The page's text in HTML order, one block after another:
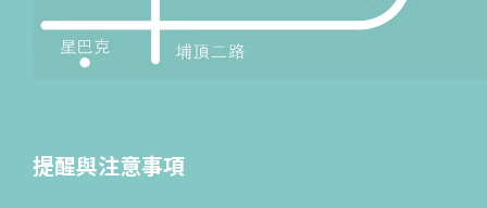
提醒與注意事項